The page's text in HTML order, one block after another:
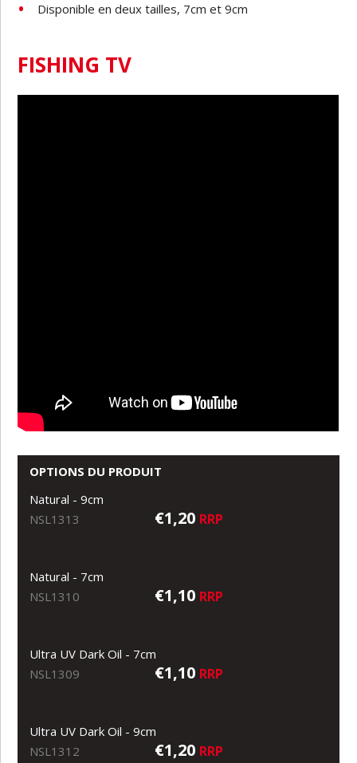
Disponible en deux tailles, 7cm et 9cm
FISHING TV
OPTIONS DU PRODUIT
Natural - 9cm
NSL1313
€1,20 RRP
Natural - 7cm
NSL1310
€1,10 RRP
Ultra UV Dark Oil - 7cm
NSL1309
€1,10 RRP
Ultra UV Dark Oil - 9cm
NSL1312
€1,20 RRP